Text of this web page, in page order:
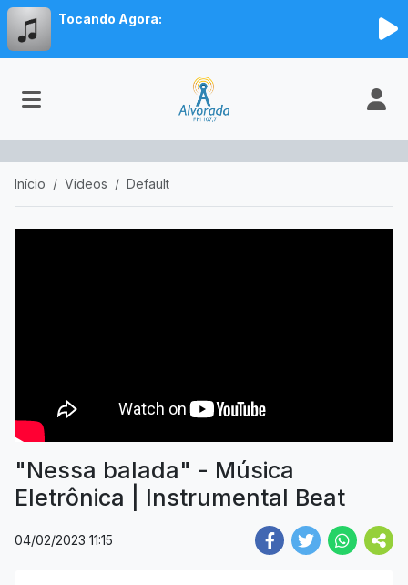
Tocando Agora:
Início Vídeos Default
"Nessa balada" - Música
Eletrônica | Instrumental Beat
04/02/2023 11:15